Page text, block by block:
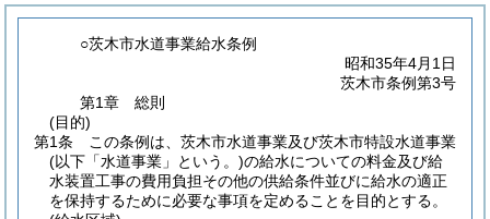
○茨木市水道事業給水条例
昭和35年4月1日
茨木市条例第3号
第1章
総則
(目的)
第1条
この条例は、茨木市水道事業及び茨木市特設水道事業
(以下「水道事業」という。)の給水についての料金及び給
水装置工事の費用負担その他の供給条件並びに給水の適正
を保持するために必要な事項を定めることを目的とする。